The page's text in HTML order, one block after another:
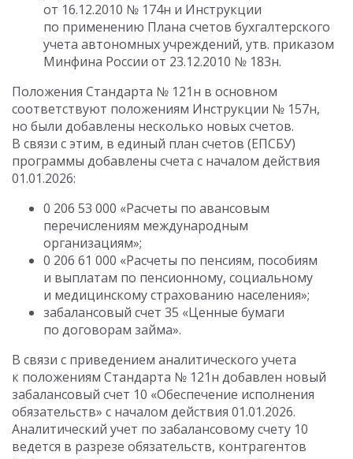
от 16.12.2010 № 174н и Инструкции
по применению Плана счетов бухгалтерского
учета автономных учреждений, утв. приказом
Минфина России от 23.12.2010 № 183н.
Положения Стандарта № 121н в основном
соответствуют положениям Инструкции № 157н,
но были добавлены несколько новых счетов.
В связи с этим, в единый план счетов (ЕПСБУ)
программы добавлены счета с началом действия
01.01.2026:
0 206 53 000 «Расчеты по авансовым
перечислениям международным
организациям»;
0 206 61 000 «Расчеты по пенсиям, пособиям
и выплатам по пенсионному, социальному
и медицинскому страхованию населения»;
забалансовый счет 35 «Ценные бумаги
по договорам займа».
В связи с приведением аналитического учета
к положениям Стандарта № 121н добавлен новый
забалансовый счет 10 «Обеспечение исполнения
обязательств» с началом действия 01.01.2026.
Аналитический учет по забалансовому счету 10
ведется в разрезе обязательств, контрагентов